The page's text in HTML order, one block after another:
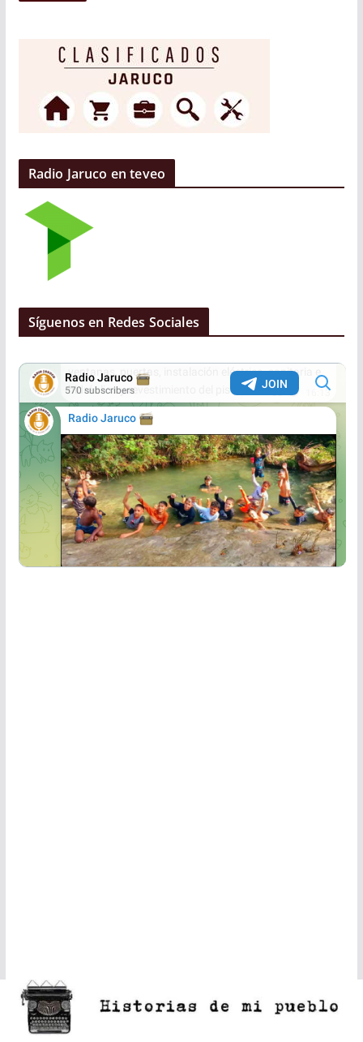
Radio Jaruco en teveo
Síguenos en Redes Sociales